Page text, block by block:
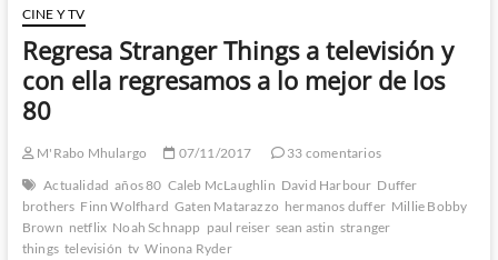
Temporada
–
El
esperado
regreso
con
pequeños
altibajos
1º
Parte
CINE Y TV
Regresa Stranger Things a televisión y
con ella regresamos a lo mejor de los
80
M'Rabo Mhulargo 07/11/2017
33 comentarios
Actualidad años 80 Caleb McLaughlin David Harbour Duffer
brothers Finn Wolfhard Gaten Matarazzo hermanos duffer Millie Bobby
Brown netflix Noah Schnapp paul reiser sean astin stranger
things televisión tv Winona Ryder